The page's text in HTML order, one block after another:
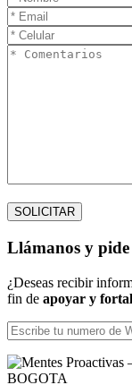
Llámanos y
¿Deseas recibir
fin de apoyar y